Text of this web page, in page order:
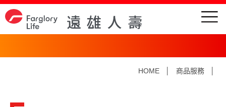
HOME 商品服務